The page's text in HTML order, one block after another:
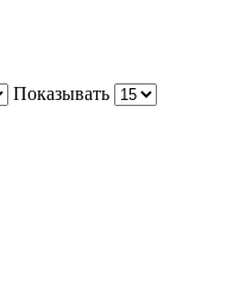
Показывать